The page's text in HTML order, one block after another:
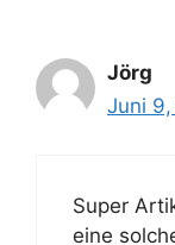
Jörg
Juni
Super
eine